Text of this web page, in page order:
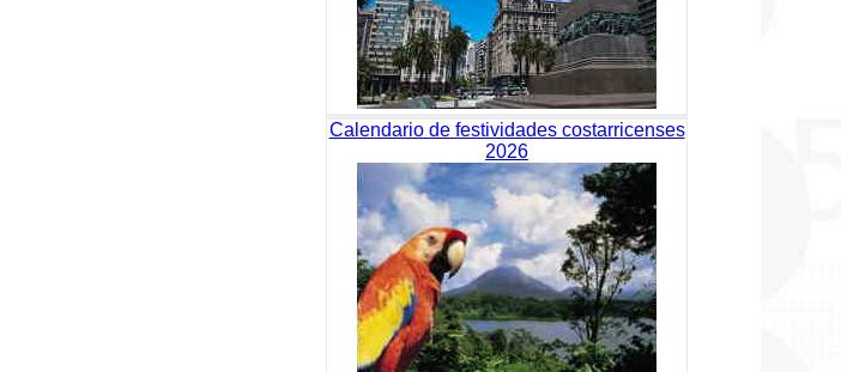
Calendario de festividades costarricenses
2026